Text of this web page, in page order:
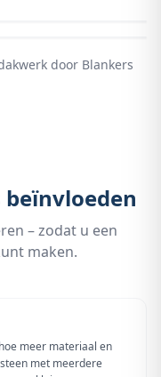
door Blankers
beïnvloeden
– zodat u een
maken.
meer materiaal en
met meerdere